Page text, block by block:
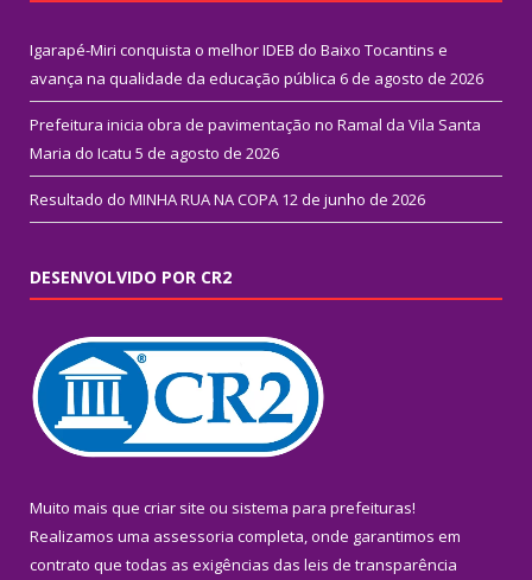
Igarapé-Miri conquista o melhor IDEB do Baixo Tocantins e
avança na qualidade da educação pública 6 de agosto de 2026
Prefeitura inicia obra de pavimentação no Ramal da Vila Santa
Maria do Icatu 5 de agosto de 2026
Resultado do MINHA RUA NA COPA 12 de junho de 2026
DESENVOLVIDO POR CR2
Muito mais que criar site ou sistema para prefeituras!
Realizamos uma assessoria completa, onde garantimos em
contrato que todas as exigências das leis de transparência